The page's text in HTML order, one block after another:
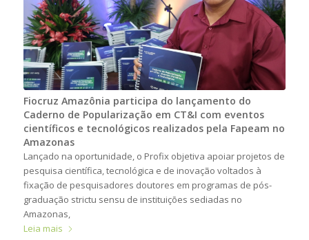
Fiocruz Amazônia participa do lançamento do
Caderno de Popularização em CT&I com eventos
científicos e tecnológicos realizados pela Fapeam no
Amazonas
Lançado na oportunidade, o Profix objetiva apoiar projetos de
pesquisa científica, tecnológica e de inovação voltados à
fixação de pesquisadores doutores em programas de pós-
graduação strictu sensu de instituições sediadas no
Amazonas,
Leia mais